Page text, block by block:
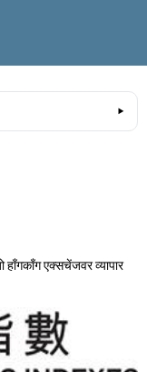
एक्सचेंजवर व्यापार